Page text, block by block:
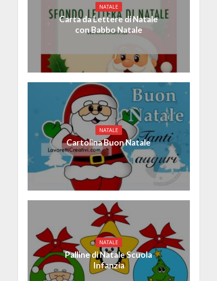
NATALE
Carta da Lettere di Natale
con Babbo Natale
NATALE
Cartolina Buon Natale
NATALE
Palline di Natale Scuola
Infanzia